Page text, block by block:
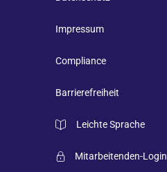
Impressum
Compliance
Barrierefreiheit
Leichte Sprache
Mitarbeitenden-Login